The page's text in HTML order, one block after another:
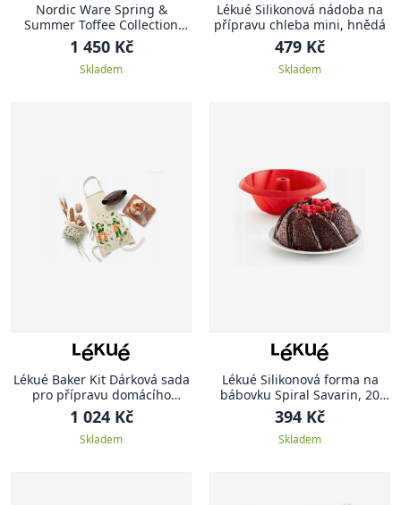
Nordic Ware Spring &
Summer Toffee Collection
Forma na bábovku 23,5 cm
KRÁLOVSKÁ LILIE
1 450 Kč
Skladem
Lékué Silikonová nádoba na
přípravu chleba mini, hnědá
479 Kč
Skladem
Lékué Baker Kit Dárková sada
pro přípravu domácího
chleba
1 024 Kč
Skladem
Lékué Silikonová forma na
bábovku Spiral Savarin, 20
cm, červená
394 Kč
Skladem